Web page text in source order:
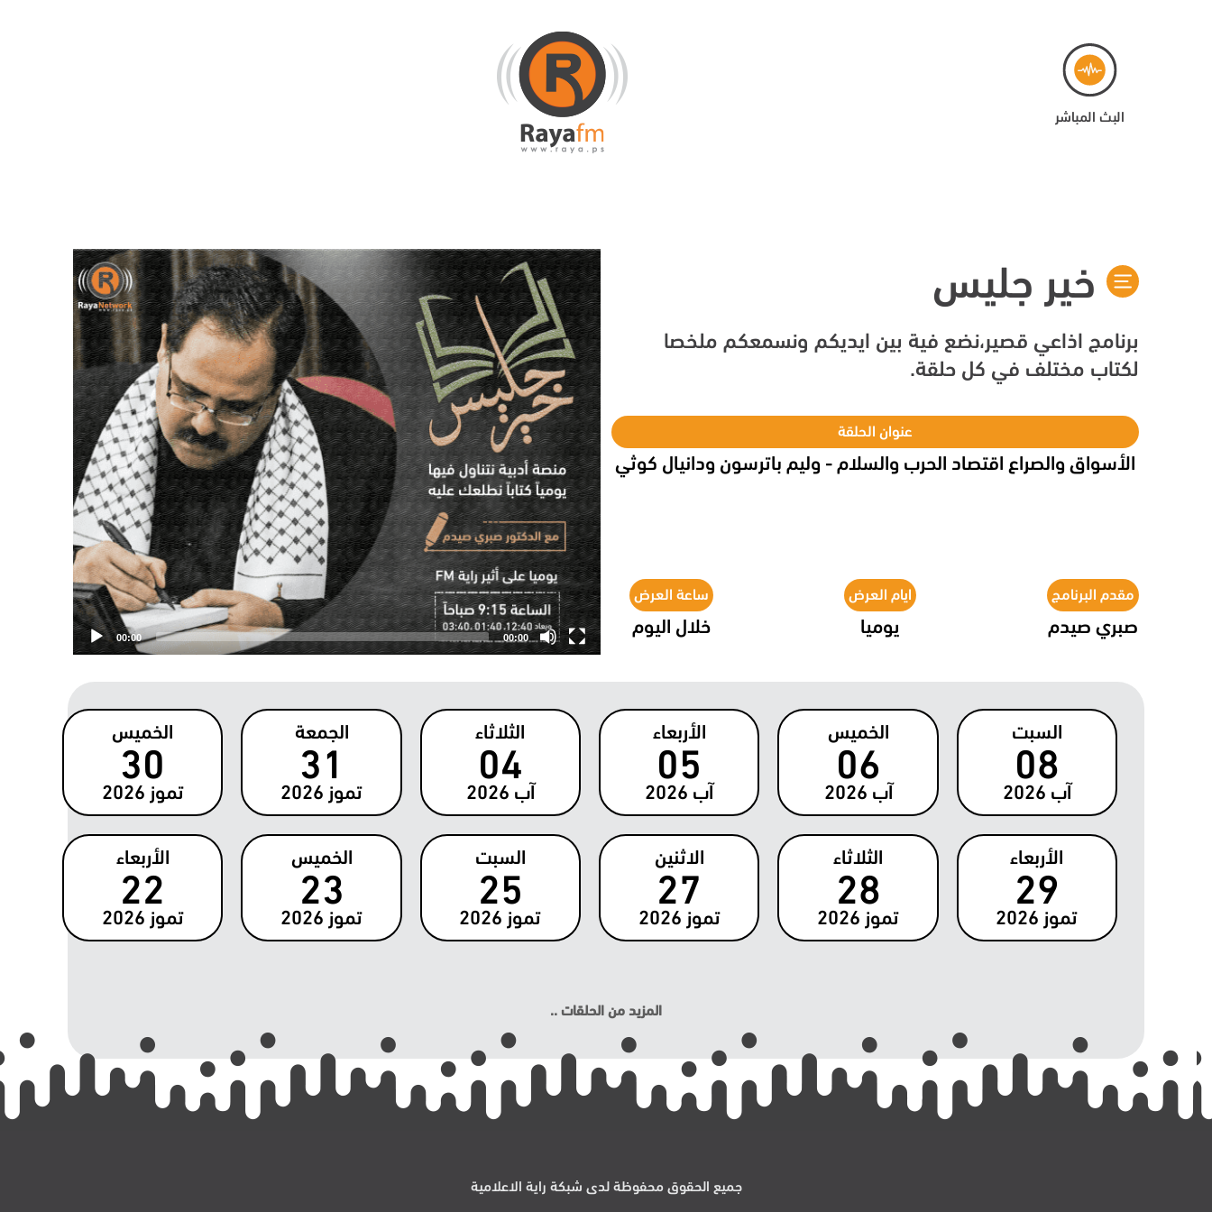
البث المباشر
خير جليس
برنامج اذاعي قصير،نضع فية بين ايديكم ونسمعكم ملخصا
لكتاب مختلف في كل حلقة.
عنوان الحلقة
الأسواق والصراع اقتصاد الحرب والسلام - وليم باترسون ودانيال كوثي
مقدم البرنامج
صبري صيدم
ايام العرض
يوميا
ساعة العرض
خلال اليوم
Video
Player
00:00 00:00
السبت
08
آب 2026
الخميس
06
آب 2026
الأربعاء
05
آب 2026
الثلاثاء
04
آب 2026
الجمعة
31
تموز 2026
الخميس
30
تموز 2026
الأربعاء
29
تموز 2026
الثلاثاء
28
تموز 2026
الاثنين
27
تموز 2026
السبت
25
تموز 2026
الخميس
23
تموز 2026
الأربعاء
22
تموز 2026
المزيد من الحلقات ..
جميع الحقوق محفوظة لدى شبكة راية الاعلامية